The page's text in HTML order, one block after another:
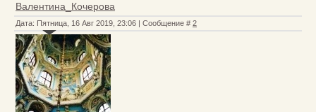
Валентина_Кочерова
Дата: Пятница, 16 Авг 2019, 23:06 | Сообщение # 2